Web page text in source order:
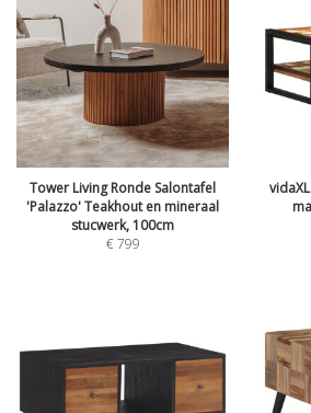
Tower Living Ronde Salontafel
'Palazzo' Teakhout en mineraal
stucwerk, 100cm
€799